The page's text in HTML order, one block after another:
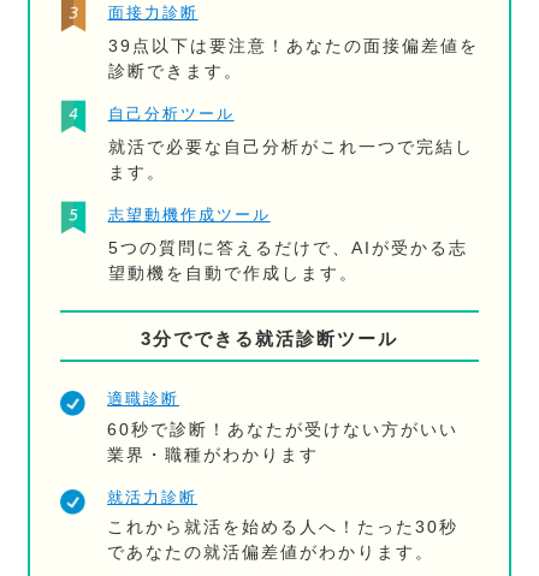
面接力診断
39点以下は要注意！あなたの面接偏差値を
診断できます。
自己分析ツール
就活で必要な自己分析がこれ一つで完結し
ます。
志望動機作成ツール
5つの質問に答えるだけで、AIが受かる志
望動機を自動で作成します。
3分でできる就活診断ツール
適職診断
60秒で診断！あなたが受けない方がいい
業界・職種がわかります
就活力診断
これから就活を始める人へ！たった30秒
であなたの就活偏差値がわかります。